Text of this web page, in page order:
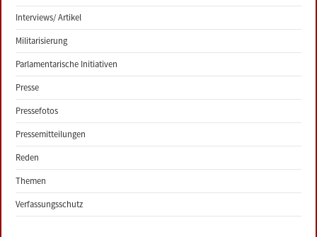
Interviews/ Artikel
Militarisierung
Parlamentarische Initiativen
Presse
Pressefotos
Pressemitteilungen
Reden
Themen
Verfassungsschutz